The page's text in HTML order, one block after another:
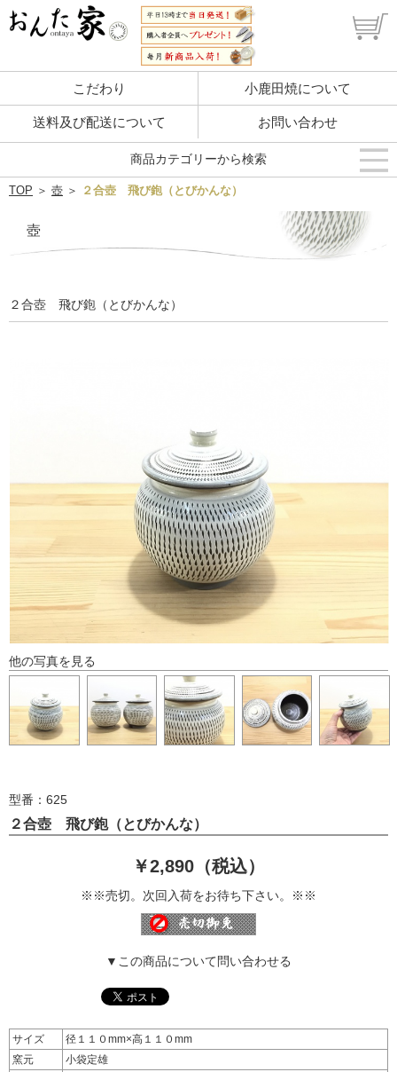
こだわり 小鹿田焼について
送料及び配送について お問い合わせ
TOP ＞ 壺 ＞ ２合壺 飛び鉋（とびかんな）
壺
２合壺 飛び鉋（とびかんな）
他の写真を見る
型番：625
２合壺 飛び鉋（とびかんな）
￥2,890（税込）
※※売切。次回入荷をお待ち下さい。※※
▼この商品について問い合わせる
サイズ
径１１０mm×高１１０mm
窯元
小袋定雄
商品カテゴリーから検索